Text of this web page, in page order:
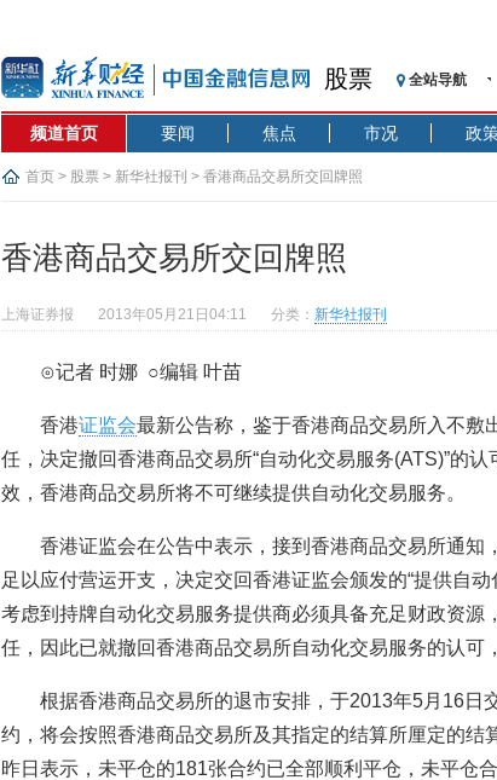
股票 全站导航
频道首页 要闻 焦点 市况 政
首页 > 股票 > 新华社报刊 > 香港商品交易所交回牌照
香港商品交易所交回牌照
上海证券报 2013年05月21日04:11 分类： 新华社报刊
⊙记者 时娜 ○编辑 叶苗
香港证监会最新公告称，鉴于香港商品交易所入不敷
任，决定撤回香港商品交易所“自动化交易服务(ATS)”的
效，香港商品交易所将不可继续提供自动化交易服务。
香港证监会在公告中表示，接到香港商品交易所通知
足以应付营运开支，决定交回香港证监会颁发的“提供自
考虑到持牌自动化交易服务提供商必须具备充足财政资源
任，因此已就撤回香港商品交易所自动化交易服务的认可
根据香港商品交易所的退市安排，于2013年5月16日
约，将会按照香港商品交易所及其指定的结算所厘定的结
昨日表示，未平仓的181张合约已全部顺利平仓，未平仓